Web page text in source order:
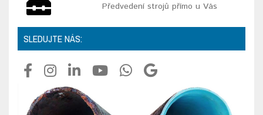
Předvedení strojů přímo u Vás
SLEDUJTE NÁS: